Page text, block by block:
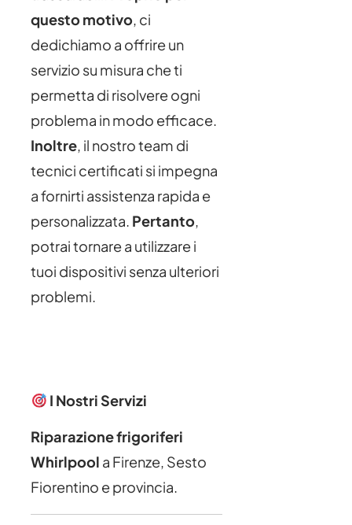
questo motivo, ci
dedichiamo a offrire un
servizio su misura che ti
permetta di risolvere ogni
problema in modo efficace.
Inoltre, il nostro team di
tecnici certificati si impegna
a fornirti assistenza rapida e
personalizzata. Pertanto,
potrai tornare a utilizzare i
tuoi dispositivi senza ulteriori
problemi.
I Nostri Servizi
Riparazione frigoriferi
Whirlpool a Firenze, Sesto
Fiorentino e provincia.